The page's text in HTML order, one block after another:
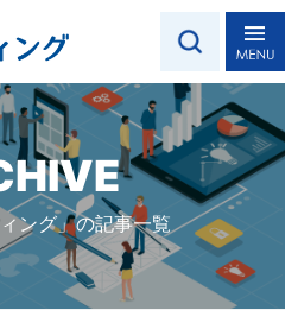
ング」の記事一覧